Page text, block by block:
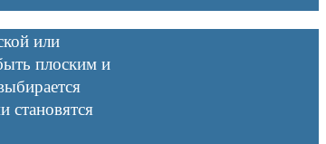
или
плоским и